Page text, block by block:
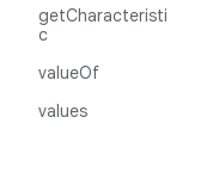
getCharacteristi
c
valueOf
values